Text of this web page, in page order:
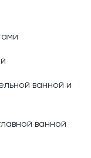
ванной и
ванной